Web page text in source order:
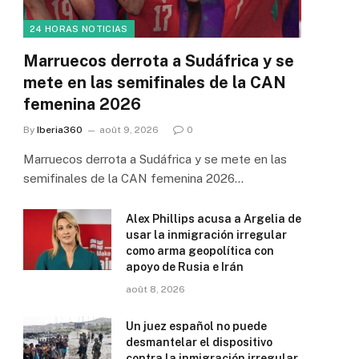
24 HORAS NOTICIAS
Marruecos derrota a Sudáfrica y se
mete en las semifinales de la CAN
femenina 2026
By Iberia360 août 9, 2026 0
Marruecos derrota a Sudáfrica y se mete en las
semifinales de la CAN femenina 2026…
Alex Phillips acusa a Argelia de
usar la inmigración irregular
como arma geopolítica con
apoyo de Rusia e Irán
août 8, 2026
Un juez español no puede
desmantelar el dispositivo